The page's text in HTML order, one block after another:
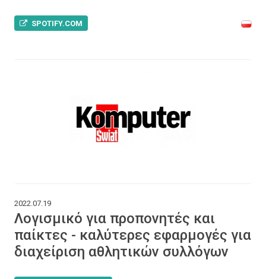
SPOTIFY.COM
2022.07.19
Λογισμικό για προπονητές και
παίκτες - καλύτερες εφαρμογές για
διαχείριση αθλητικών συλλόγων